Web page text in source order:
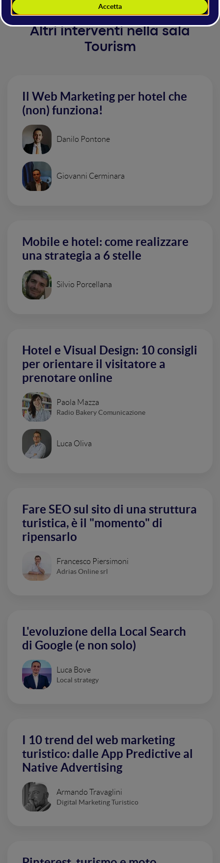
Altri interventi nella sala
Tourism
Il Web Marketing per hotel che
(non) funziona!
Danilo Pontone
Giovanni Cerminara
Mobile e hotel: come realizzare
una strategia a 6 stelle
Silvio Porcellana
Hotel e Visual Design: 10 consigli
per orientare il visitatore a
prenotare online
Paola Mazza
Radio Bakery Comunicazione
Luca Oliva
Fare SEO sul sito di una struttura
turistica, è il "momento" di
ripensarlo
Francesco Piersimoni
Adrias Online srl
L'evoluzione della Local Search
di Google (e non solo)
Luca Bove
Local strategy
I 10 trend del web marketing
turistico: dalle App Predictive al
Native Advertising
Armando Travaglini
Digital Marketing Turistico